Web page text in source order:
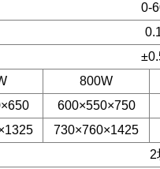
0-
800W
600×550×750
730×760×1425
2